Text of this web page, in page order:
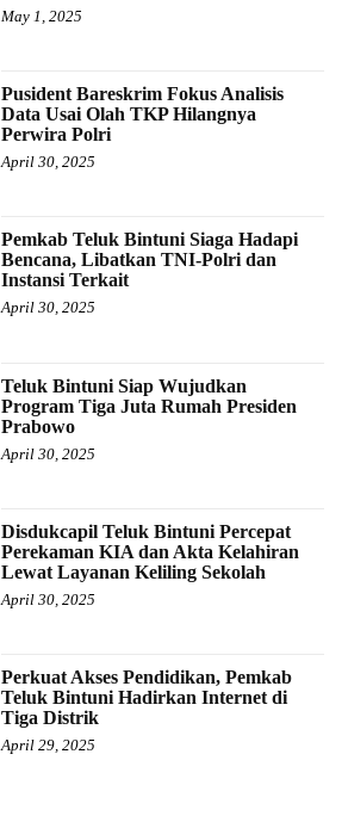
May 1, 2025
Pusident Bareskrim Fokus Analisis
Data Usai Olah TKP Hilangnya
Perwira Polri
April 30, 2025
Pemkab Teluk Bintuni Siaga Hadapi
Bencana, Libatkan TNI-Polri dan
Instansi Terkait
April 30, 2025
Teluk Bintuni Siap Wujudkan
Program Tiga Juta Rumah Presiden
Prabowo
April 30, 2025
Disdukcapil Teluk Bintuni Percepat
Perekaman KIA dan Akta Kelahiran
Lewat Layanan Keliling Sekolah
April 30, 2025
Perkuat Akses Pendidikan, Pemkab
Teluk Bintuni Hadirkan Internet di
Tiga Distrik
April 29, 2025